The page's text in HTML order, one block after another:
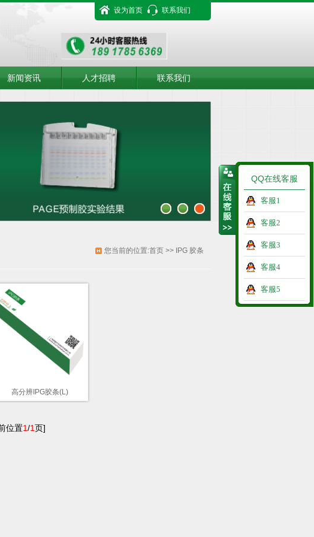
QQ在线客服
客服1
客服2
客服3
客服4
客服5
设为首页 联系我们
新闻资讯 人才招聘 联系我们
您当前的位置:首页 >> IPG 胶条
高分辨IPG胶条(L)
位置1/1页]